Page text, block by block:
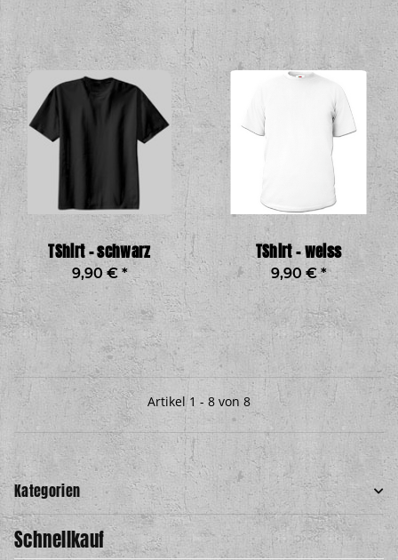
TShirt - schwarz
9,90 € *
TShirt - weiss
9,90 €*
Artikel 1 - 8 von 8
Kategorien
Schnellkauf